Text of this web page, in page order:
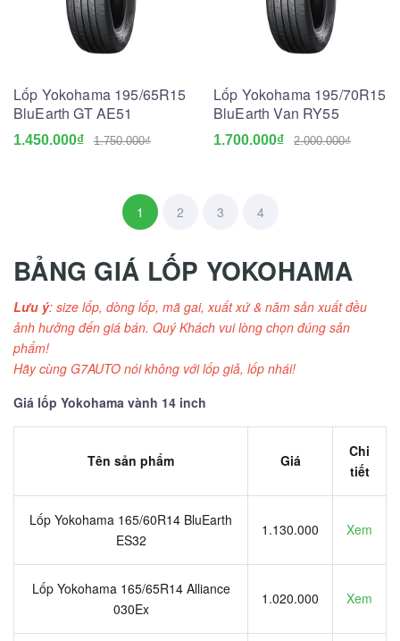
Lốp Yokohama 195/65R15
BluEarth GT AE51
1.450.000₫ 1.750.000₫
Lốp Yokohama 195/70R15
BluEarth Van RY55
1.700.000₫ 2.000.000₫
1 2 3 4
BẢNG GIÁ LỐP YOKOHAMA
Lưu ý: size lốp, dòng lốp, mã gai, xuất xứ & năm sản xuất đều
ảnh hưởng đến giá bán. Quý Khách vui lòng chọn đúng sản
phẩm!
Hãy cùng G7AUTO nói không với lốp giả, lốp nhái!
Giá lốp Yokohama vành 14 inch
Tên sản phẩm Giá
Chi
tiết
Lốp Yokohama 165/60R14 BluEarth
ES32
1.130.000 Xem
Lốp Yokohama 165/65R14 Alliance
030Ex
1.020.000 Xem